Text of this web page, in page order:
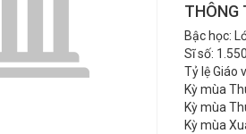
THÔNG
Bậc học:
Sĩ số:
Tỷ lệ Giáo
Kỳ mùa
Kỳ mùa
Kỳ mùa